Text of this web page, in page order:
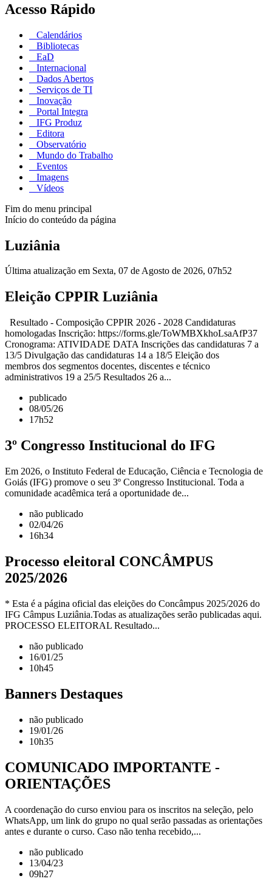
Acesso Rápido
Calendários
Bibliotecas
EaD
Internacional
Dados Abertos
Serviços de TI
Inovação
Portal Integra
IFG Produz
Editora
Observatório
Mundo do Trabalho
Eventos
Imagens
Vídeos
Fim do menu principal
Início do conteúdo da página
Luziânia
Última atualização em Sexta, 07 de Agosto de 2026, 07h52
Eleição CPPIR Luziânia
Resultado - Composição CPPIR 2026 - 2028 Candidaturas
homologadas Inscrição: https://forms.gle/ToWMBXkhoLsaAfP37
Cronograma: ATIVIDADE DATA Inscrições das candidaturas 7 a
13/5 Divulgação das candidaturas 14 a 18/5 Eleição dos
membros dos segmentos docentes, discentes e técnico
administrativos 19 a 25/5 Resultados 26 a...
publicado
08/05/26
17h52
3º Congresso Institucional do IFG
Em 2026, o Instituto Federal de Educação, Ciência e Tecnologia de
Goiás (IFG) promove o seu 3º Congresso Institucional. Toda a
comunidade acadêmica terá a oportunidade de...
não publicado
02/04/26
16h34
Processo eleitoral CONCÂMPUS
2025/2026
* Esta é a página oficial das eleições do Concâmpus 2025/2026 do
IFG Câmpus Luziânia.Todas as atualizações serão publicadas aqui.
PROCESSO ELEITORAL Resultado...
não publicado
16/01/25
10h45
Banners Destaques
não publicado
19/01/26
10h35
COMUNICADO IMPORTANTE -
ORIENTAÇÕES
A coordenação do curso enviou para os inscritos na seleção, pelo
WhatsApp, um link do grupo no qual serão passadas as orientações
antes e durante o curso. Caso não tenha recebido,...
não publicado
13/04/23
09h27